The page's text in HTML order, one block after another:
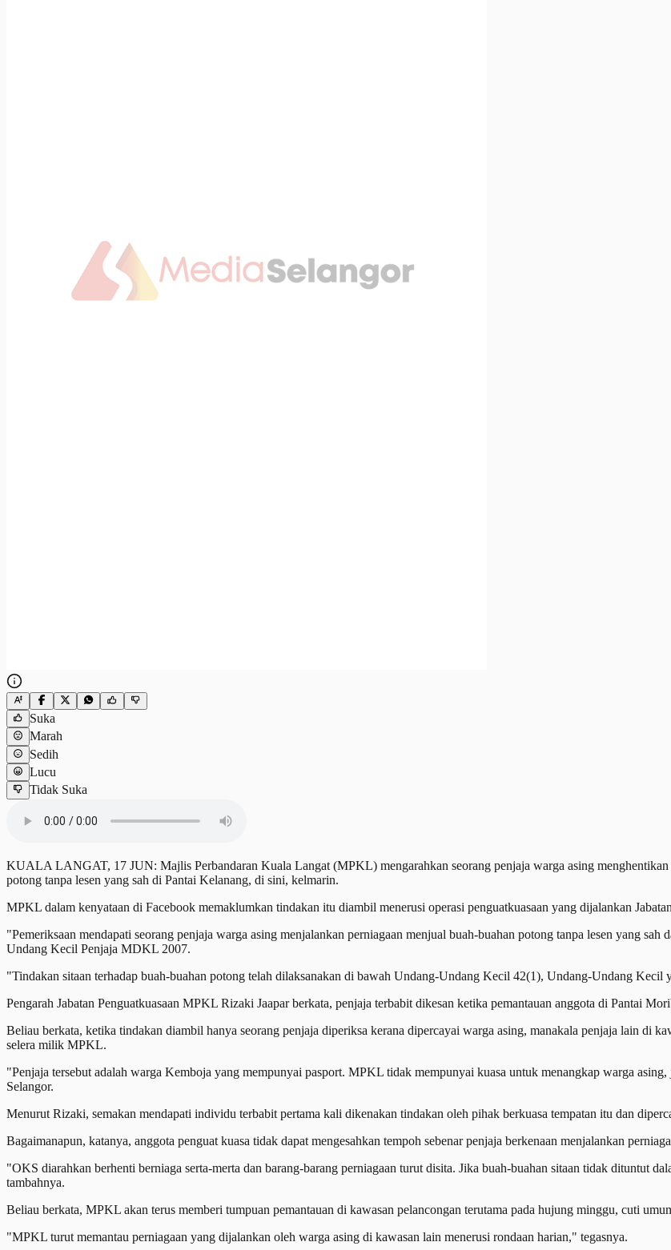
Suka
Marah
Sedih
Lucu
Tidak Suka
KUALA LANGAT, 17 JUN: Majlis Perbandaran Kuala Langat (MPKL) mengarahkan seorang penjaja warga asing menghentikan
potong tanpa lesen yang sah di Pantai Kelanang, di sini, kelmarin.
MPKL dalam kenyataan di Facebook memaklumkan tindakan itu diambil menerusi operasi penguatkuasaan yang dijalankan
"Pemeriksaan mendapati seorang penjaja warga asing menjalankan perniagaan menjual buah-buahan potong tanpa lesen yang
Undang Kecil Penjaja MDKL 2007.
"Tindakan sitaan terhadap buah-buahan potong telah dilaksanakan di bawah Undang-Undang Kecil 42(1), Undang-Undang Kecil
Pengarah Jabatan Penguatkuasaan MPKL Rizaki Jaapar berkata, penjaja terbabit dikesan ketika pemantauan anggota di Pantai
Beliau berkata, ketika tindakan diambil hanya seorang penjaja diperiksa kerana dipercayai warga asing, manakala penjaja lain di
selera milik MPKL.
"Penjaja tersebut adalah warga Kemboja yang mempunyai pasport. MPKL tidak mempunyai kuasa untuk menangkap warga
Selangor.
Menurut Rizaki, semakan mendapati individu terbabit pertama kali dikenakan tindakan oleh pihak berkuasa tempatan itu dan
Bagaimanapun, katanya, anggota penguat kuasa tidak dapat mengesahkan tempoh sebenar penjaja berkenaan menjalankan
"OKS diarahkan berhenti berniaga serta-merta dan barang-barang perniagaan turut disita. Jika buah-buahan sitaan tidak dituntut
tambahnya.
Beliau berkata, MPKL akan terus memberi tumpuan pemantauan di kawasan pelancongan terutama pada hujung minggu, cuti
"MPKL turut memantau perniagaan yang dijalankan oleh warga asing di kawasan lain menerusi rondaan harian," tegasnya.